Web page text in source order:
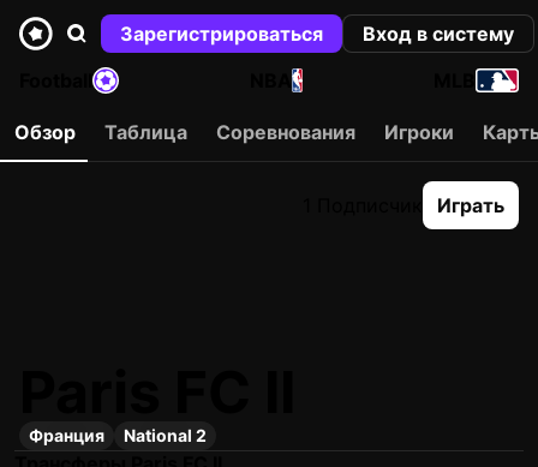
Зарегистрироваться
Вход в систему
NBA
Обзор Таблица Соревнования Игроки
Играть
Франция National 2